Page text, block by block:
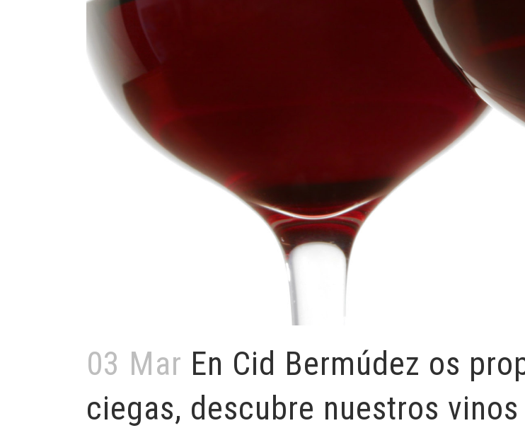
03 Mar En Cid Bermúdez os
ciegas, descubre nuestros